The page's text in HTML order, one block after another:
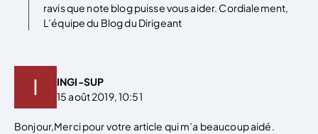
ravis que note blog puisse vous aider. Cordialement,
L’équipe du Blog du Dirigeant
INGI-SUP
15 août 2019, 10:51
Bonjour,Merci pour votre article qui m’a beaucoup aidé.